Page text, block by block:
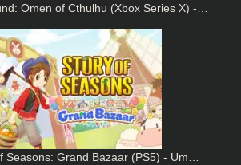
Omen of Cthulhu (Xbox Series X) -…
Seasons: Grand Bazaar (PS5) - Um…